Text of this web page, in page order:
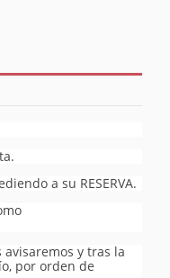
a su RESERVA.
y tras la
por orden de